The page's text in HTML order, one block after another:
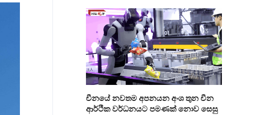
චීනයේ නවතම අපනයන අංශ තුන චීන
ආර්ථික වර්ධනයට පමණක් නොව සෙසු